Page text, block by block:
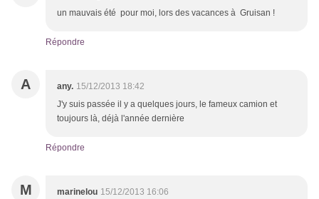
un mauvais été pour moi, lors des vacances à Gruisan !
Répondre
A any. 15/12/2013 18:42
J'y suis passée il y a quelques jours, le fameux camion et
toujours là, déjà l'année dernière
Répondre
M marinelou 15/12/2013 16:06